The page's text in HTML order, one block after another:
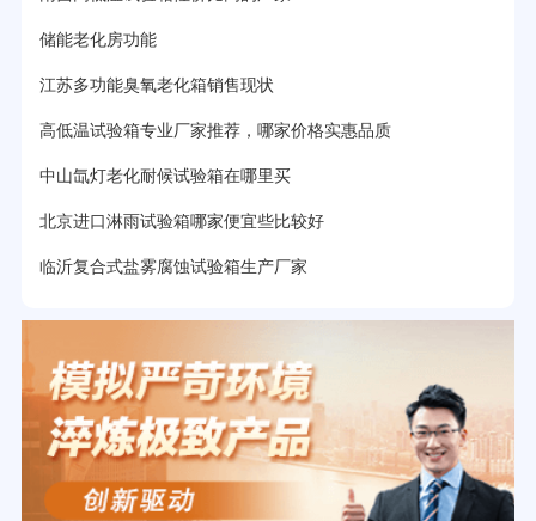
储能老化房功能
江苏多功能臭氧老化箱销售现状
高低温试验箱专业厂家推荐，哪家价格实惠品质
中山氙灯老化耐候试验箱在哪里买
北京进口淋雨试验箱哪家便宜些比较好
临沂复合式盐雾腐蚀试验箱生产厂家